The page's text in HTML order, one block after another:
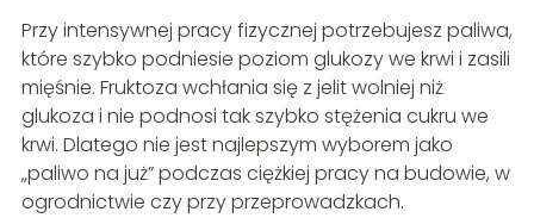
Przy intensywnej pracy fizycznej potrzebujesz paliwa,
które szybko podniesie poziom glukozy we krwi i zasili
mięśnie. Fruktoza wchłania się z jelit wolniej niż
glukoza i nie podnosi tak szybko stężenia cukru we
krwi. Dlatego nie jest najlepszym wyborem jako
„paliwo na już” podczas ciężkiej pracy na budowie, w
ogrodnictwie czy przy przeprowadzkach.